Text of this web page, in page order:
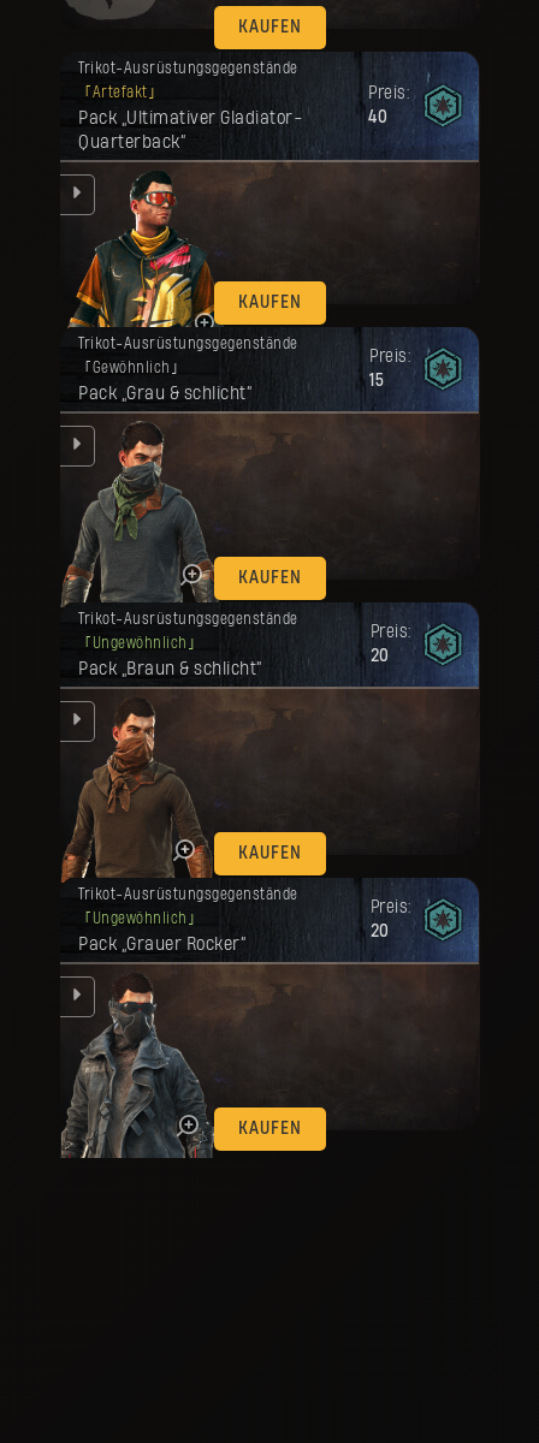
KAUFEN
Trikot-Ausrüstungsgegenstände
Artefakt
Pack „Ultimativer Gladiator-
Quarterback“
Preis:
40
KAUFEN
Deine Belohnung ist freigeschaltet
worden.
Trikot-Ausrüstungsgegenstände
Gewöhnlich
Pack „Grau & schlicht“
Preis:
15
KAUFEN
Deine Belohnung ist freigeschaltet
worden.
Trikot-Ausrüstungsgegenstände
Ungewöhnlich
Pack „Braun & schlicht“
Preis:
20
KAUFEN
Deine Belohnung ist freigeschaltet
worden.
Trikot-Ausrüstungsgegenstände
Ungewöhnlich
Pack „Grauer Rocker“
Preis:
20
KAUFEN
Deine Belohnung ist freigeschaltet
worden.